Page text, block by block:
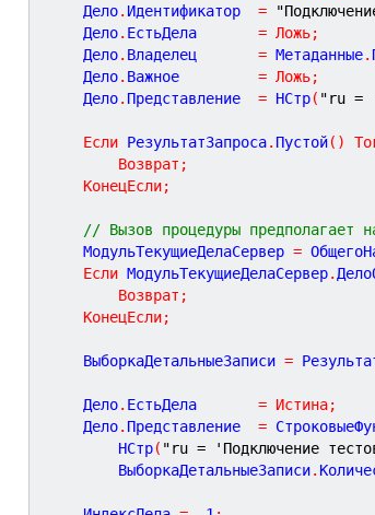
	Дело
. Идентификатор =
	Дело
. ЕстьДела = Ложь;
	Дело
. Владелец = Метаданные.
	Дело
. Важное = Ложь;
	Дело
. Представление = НСтр( "ru =
Если РезультатЗапроса. Пустой( )
Возврат ;
КонецЕсли;
// Вызов процедуры предполагает
	МодульТекущиеДелаСервер
=
Если МодульТекущиеДелаСервер.
Возврат ;
КонецЕсли;
	ВыборкаДетальныеЗаписи
=
	Дело
. ЕстьДела = Истина;
	Дело
. Представление =
		НСтр
( "ru = 'Подключение
		ВыборкаДетальныеЗаписи
.